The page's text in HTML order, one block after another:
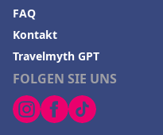
FOLGEN SIE UNS
FAQ
Kontakt
Travelmyth GPT